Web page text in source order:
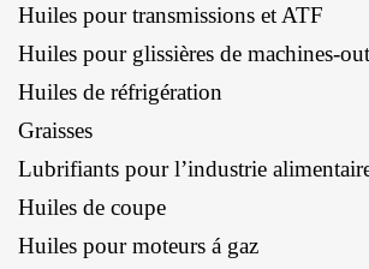
Huiles pour transmissions et ATF
Huiles pour glissières de machines-
Huiles de réfrigération
Graisses
Lubrifiants pour l’industrie
Huiles de coupe
Huiles pour moteurs á gaz